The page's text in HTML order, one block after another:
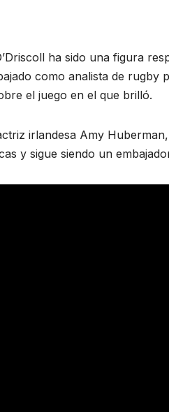
ha sido una figura
como analista de
el juego en el que brilló.
irlandesa Amy
y sigue siendo un